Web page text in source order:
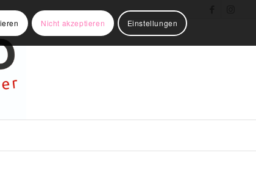
Nicht akzeptieren Einstellungen